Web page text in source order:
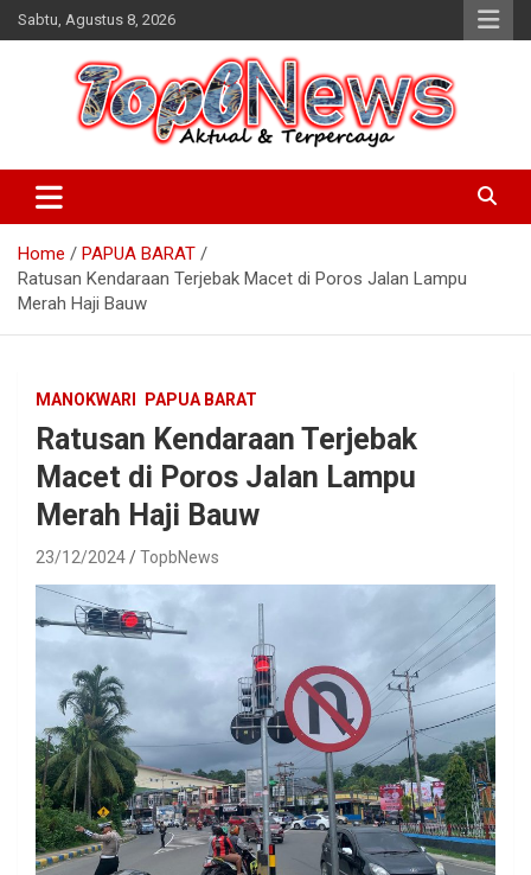
Skip
to
Sabtu, Agustus 8, 2026
Home
PAPUA BARAT
Ratusan Kendaraan Terjebak Macet di Poros Jalan Lampu
Merah Haji Bauw
MANOKWARI PAPUA BARAT
Ratusan Kendaraan Terjebak
Macet di Poros Jalan Lampu
Merah Haji Bauw
23/12/2024 TopbNews